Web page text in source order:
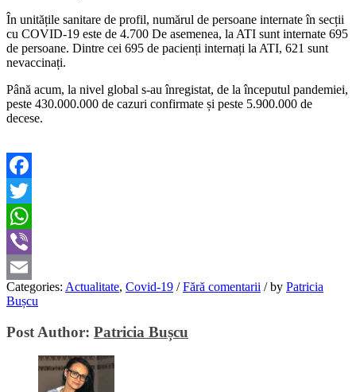
În unitățile sanitare de profil, numărul de persoane internate în secții
cu COVID-19 este de 4.700 De asemenea, la ATI sunt internate 695
de persoane. Dintre cei 695 de pacienți internați la ATI, 621 sunt
nevaccinați.
Până acum, la nivel global s-au înregistat, de la începutul pandemiei,
peste 430.000.000 de cazuri confirmate și peste 5.900.000 de
decese.
Facebook
Twitter
WhatsApp
Viber
Email
Categories: Actualitate, Covid-19 / Fără comentarii /by Patricia
Bușcu
Post Author: Patricia Bușcu